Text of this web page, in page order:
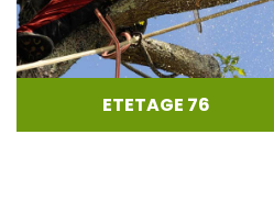
ETETAGE 76